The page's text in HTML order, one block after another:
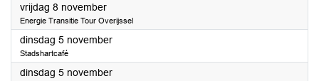
vrijdag 8 november2024
Energie Transitie Tour Overijssel
dinsdag 5 november2024
Stadshartcafé
dinsdag 5 november2024